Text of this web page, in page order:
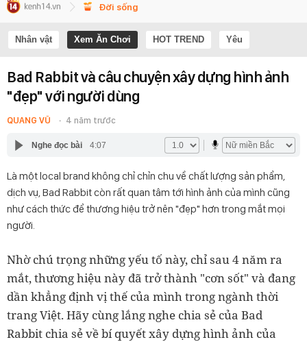
Đời sống
Nhân vật Xem Ăn Chơi HOT TREND Yêu
Bad Rabbit và câu chuyện xây dựng hình ảnh
"đẹp" với người dùng
QUANG VŨ 4 năm trước
Nghe đọc bài 4:07
Là một local brand không chỉ chỉn chu về chất lượng sản phẩm,
dịch vụ, Bad Rabbit còn rất quan tâm tới hình ảnh của mình cũng
như cách thức để thương hiệu trở nên "đẹp" hơn trong mắt mọi
người.
Nhờ chú trọng những yếu tố này, chỉ sau 4 năm ra
mắt, thương hiệu này đã trở thành "cơn sốt" và đang
dần khẳng định vị thế của mình trong ngành thời
trang Việt. Hãy cùng lắng nghe chia sẻ của Bad
Rabbit chia sẻ về bí quyết xây dựng hình ảnh của